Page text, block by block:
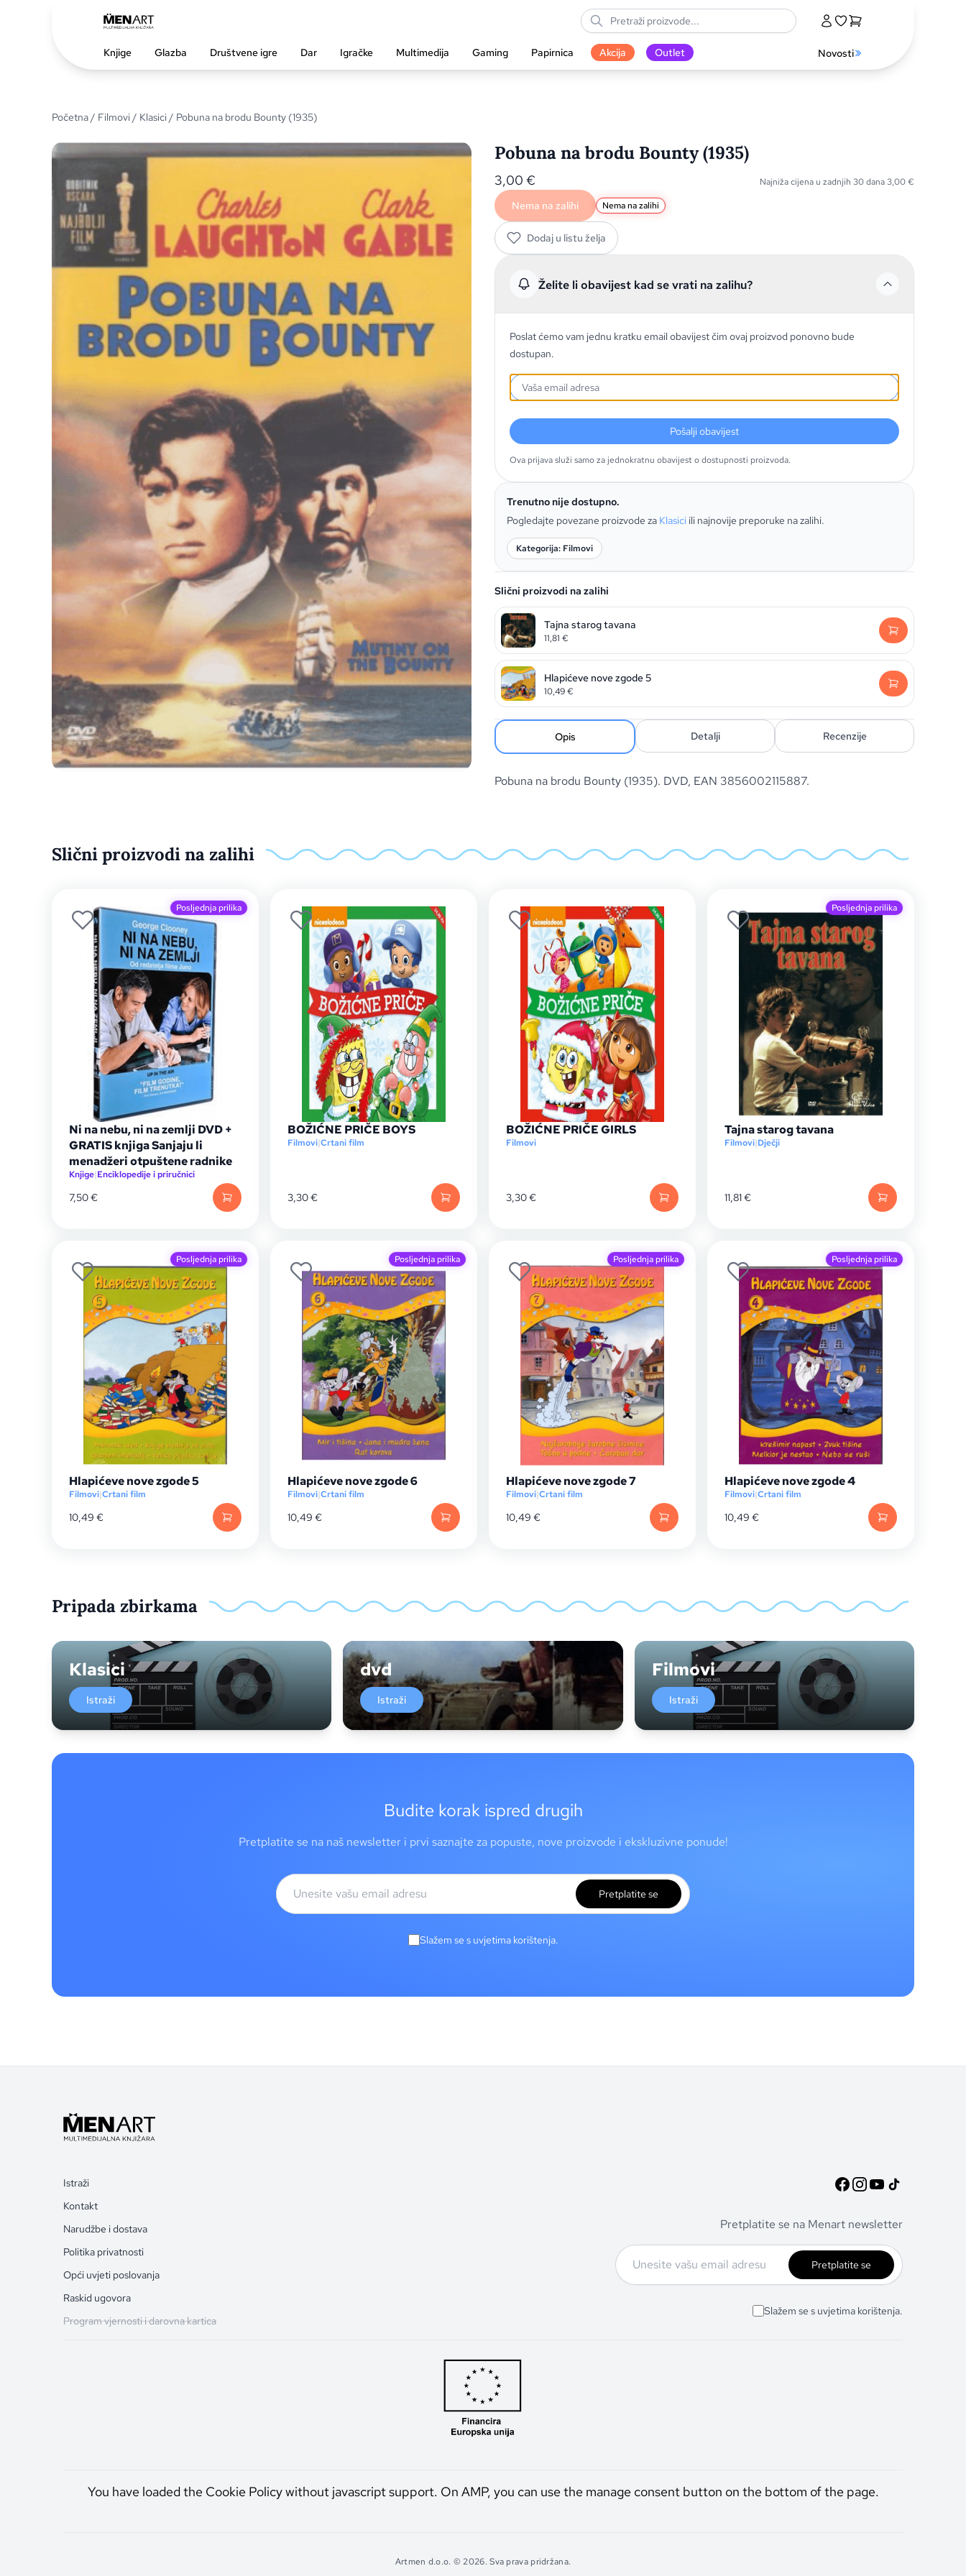
Knjige Glazba Društvene igre Dar Igračke Multimedija Gaming Papirnica Akcija Outlet Novosti
Početna/ Filmovi/ Klasici/ Pobuna na brodu Bounty (1935)
Pobuna na brodu Bounty (1935)
3,00 € Najniža cijena u zadnjih 30 dana3,00€
Nema na zalihi Nema na zalihi
Dodaj u listu želja
Želite li obavijest kad se vrati na zalihu?
Poslat ćemo vam jednu kratku email obavijest čim ovaj proizvod ponovno bude
dostupan.
Pošalji obavijest
Ova prijava služi samo za jednokratnu obavijest o dostupnosti proizvoda.
Trenutno nije dostupno.
Pogledajte povezane proizvode za Klasici ili najnovije preporuke na zalihi.
Kategorija: Filmovi
Slični proizvodi na zalihi
Tajna starog tavana
11,81 €
Hlapićeve nove zgode 5
10,49€
Opis Detalji Recenzije
Pobuna na brodu Bounty (1935). DVD, EAN 3856002115887.
Slični proizvodi na zalihi
Posljednja prilika
Ni na nebu, ni na zemlji DVD +
GRATIS knjiga Sanjaju li
menadžeri otpuštene radnike
Knjige|Enciklopedije i priručnici
7,50€
BOŽIĆNE PRIČE BOYS
Filmovi|Crtani film
3,30€
BOŽIĆNE PRIČE GIRLS
Filmovi
3,30€
Posljednja prilika
Tajna starog tavana
Filmovi|Dječji
11,81€
Posljednja prilika
Hlapićeve nove zgode 5
Filmovi|Crtani film
10,49 €
Posljednja prilika
Hlapićeve nove zgode 6
Filmovi|Crtani film
10,49 €
Posljednja prilika
Hlapićeve nove zgode 7
Filmovi|Crtani film
10,49 €
Posljednja prilika
Hlapićeve nove zgode 4
Filmovi|Crtani film
10,49 €
Pripada zbirkama
Klasici
Istraži
dvd
Istraži
Filmovi
Istraži
Budite korak ispred drugih
Pretplatite se na naš newsletter i prvi saznajte za popuste, nove proizvode i ekskluzivne ponude!
Pretplatite se
Slažem se s uvjetima korištenja.
Istraži
Kontakt
Narudžbe i dostava
Politika privatnosti
Opći uvjeti poslovanja
Raskid ugovora
Program vjernosti i darovna kartica
Pretplatite se na Menart newsletter
Pretplatite se
Slažem se s uvjetima korištenja.
You have loaded the Cookie Policy without javascript support. On AMP, you can use the manage consent button on the bottom of the page.
Artmen d.o.o. © 2026. Sva prava pridržana.